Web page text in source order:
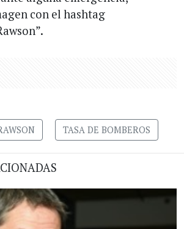
con el hashtag
TASA DE BOMBEROS